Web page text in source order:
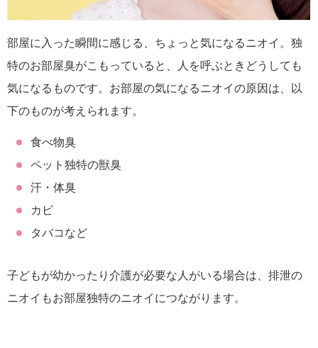
部屋に入った瞬間に感じる、ちょっと気になるニオイ。独
特のお部屋臭がこもっていると、人を呼ぶときどうしても
気になるものです。お部屋の気になるニオイの原因は、以
下のものが考えられます。
食べ物臭
ペット独特の獣臭
汗・体臭
カビ
タバコなど
子どもが幼かったり介護が必要な人がいる場合は、排泄の
ニオイもお部屋独特のニオイにつながります。